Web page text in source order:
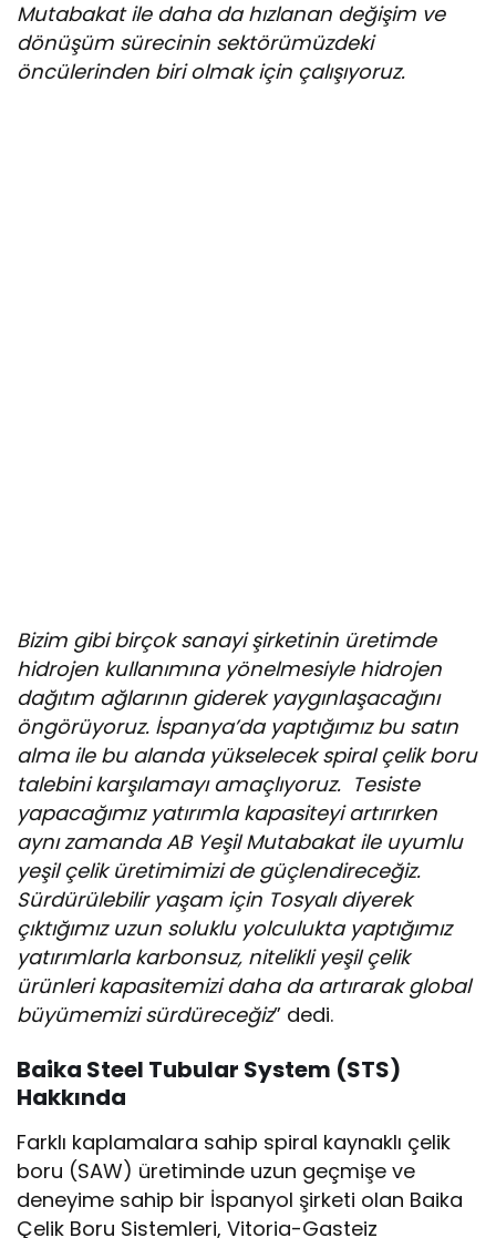
Mutabakat ile daha da hızlanan değişim ve
dönüşüm sürecinin sektörümüzdeki
öncülerinden biri olmak için çalışıyoruz.
Bizim gibi birçok sanayi şirketinin üretimde
hidrojen kullanımına yönelmesiyle hidrojen
dağıtım ağlarının giderek yaygınlaşacağını
öngörüyoruz. İspanya’da yaptığımız bu satın
alma ile bu alanda yükselecek spiral çelik boru
talebini karşılamayı amaçlıyoruz. Tesiste
yapacağımız yatırımla kapasiteyi artırırken
aynı zamanda AB Yeşil Mutabakat ile uyumlu
yeşil çelik üretimimizi de güçlendireceğiz.
Sürdürülebilir yaşam için Tosyalı diyerek
çıktığımız uzun soluklu yolculukta yaptığımız
yatırımlarla karbonsuz, nitelikli yeşil çelik
ürünleri kapasitemizi daha da artırarak global
büyümemizi sürdüreceğiz” dedi.
Baika Steel Tubular System (STS)
Hakkında
Farklı kaplamalara sahip spiral kaynaklı çelik
boru (SAW) üretiminde uzun geçmişe ve
deneyime sahip bir İspanyol şirketi olan Baika
Çelik Boru Sistemleri, Vitoria-Gasteiz